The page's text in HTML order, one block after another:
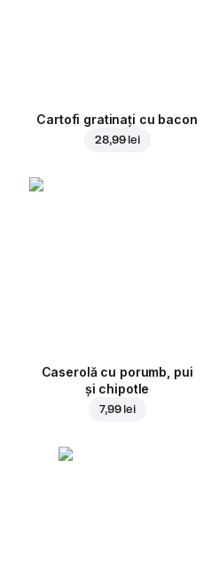
Cartofi gratinați cu bacon
28,99 lei
Caserolă cu porumb, pui
și chipotle
7,99 lei